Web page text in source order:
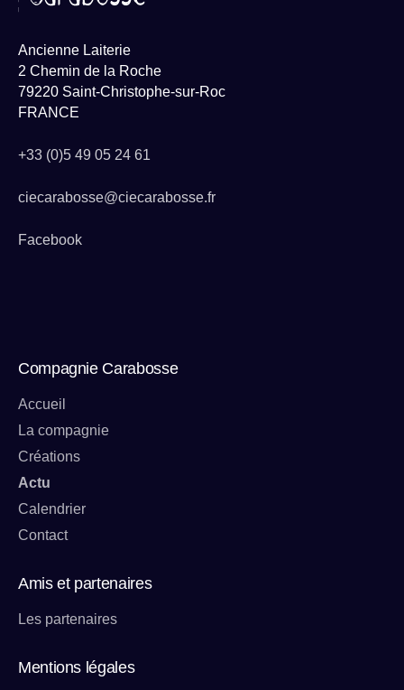
Ancienne Laiterie
2 Chemin de la Roche
79220 Saint-Christophe-sur-Roc
FRANCE
+33 (0)5 49 05 24 61
ciecarabosse@ciecarabosse.fr
Facebook
Compagnie Carabosse
Accueil
La compagnie
Créations
Actu
Calendrier
Contact
Amis et partenaires
Les partenaires
Mentions légales